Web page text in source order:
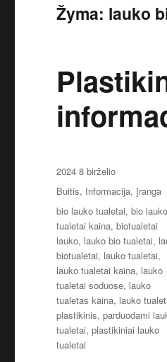
Žyma: lauko
Paskelbta
2024 8 birželio
Kategorijos
Buitis, Informacija, Įranga
Žymos
bio lauko tualetai,bio lauko
tualetai kaina,biotualetai
lauko, lauko bio tualetai,
biotualetai, lauko tualetai,
lauko tualetai kaina, lauko
tualetai soduose, lauko
tualetas kaina, lauko
plastikinis,parduodami
tualetai,plastikiniai lauko
tualetai